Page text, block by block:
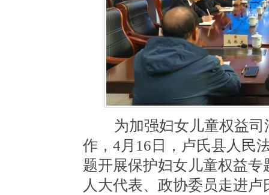
为加强妇女儿童权益司
作，4月16日，卢氏县人民
题开展保护妇女儿童权益
人大代表、政协委员走进